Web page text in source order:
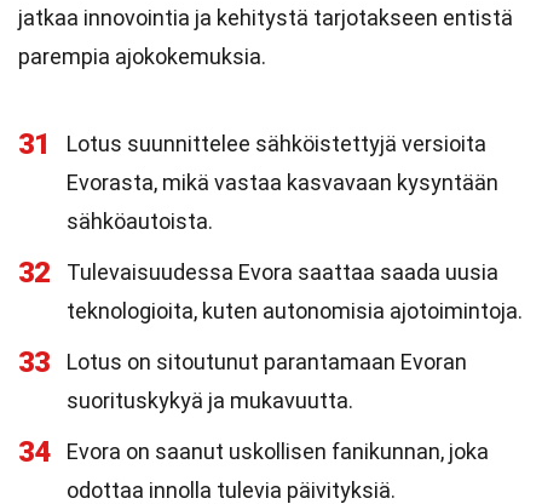
jatkaa innovointia ja kehitystä tarjotakseen entistä
parempia ajokokemuksia.
31
Lotus suunnittelee sähköistettyjä versioita
Evorasta, mikä vastaa kasvavaan kysyntään
sähköautoista.
32
Tulevaisuudessa Evora saattaa saada uusia
teknologioita, kuten autonomisia ajotoimintoja.
33
Lotus on sitoutunut parantamaan Evoran
suorituskykyä ja mukavuutta.
34
Evora on saanut uskollisen fanikunnan, joka
odottaa innolla tulevia päivityksiä.